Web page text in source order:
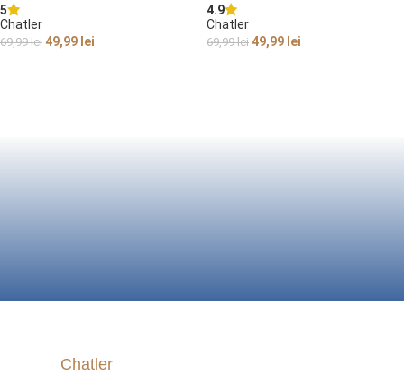
5
Chatler
69,99lei 49,99 lei
4.9
Chatler
69,99lei 49,99 lei
Chatler